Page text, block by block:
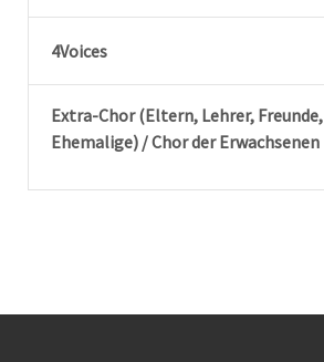
4Voices
Extra-Chor (Eltern, Lehrer, Freunde,
Ehemalige) /Chor der Erwachsenen